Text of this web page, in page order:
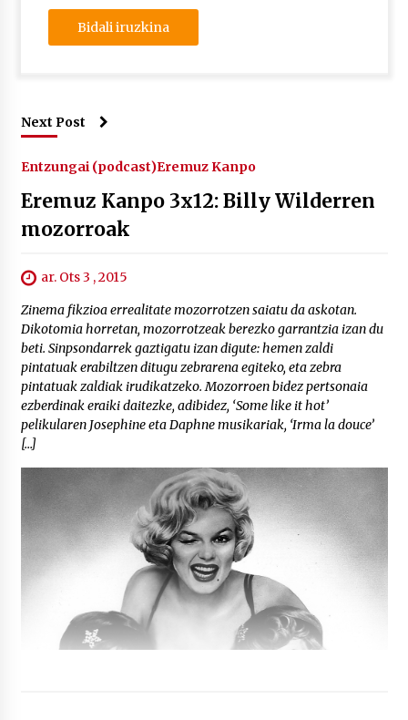
Next Post
Entzungai (podcast)Eremuz Kanpo
Eremuz Kanpo 3x12: Billy Wilderren
mozorroak
ar. Ots 3 , 2015
Zinema fikzioa errealitate mozorrotzen saiatu da askotan.
Dikotomia horretan, mozorrotzeak berezko garrantzia izan du
beti. Sinpsondarrek gaztigatu izan digute: hemen zaldi
pintatuak erabiltzen ditugu zebrarena egiteko, eta zebra
pintatuak zaldiak irudikatzeko. Mozorroen bidez pertsonaia
ezberdinak eraiki daitezke, adibidez, ‘Some like it hot’
pelikularen Josephine eta Daphne musikariak, ‘Irma la douce’
[…]